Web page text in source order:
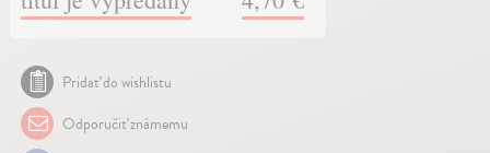
Pridať do wishlistu
Odporučiť známemu